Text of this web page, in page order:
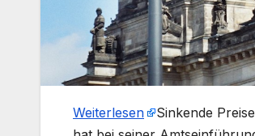
Weiterlesen
​Sinkende